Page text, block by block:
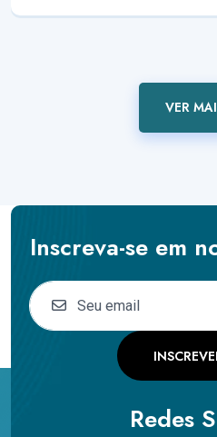
VER
Inscreva-se em
Redes